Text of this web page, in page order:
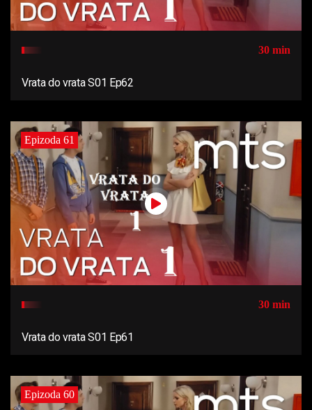
30 min
Vrata do vrata S01 Ep62
Epizoda 61
30 min
Vrata do vrata S01 Ep61
Epizoda 60